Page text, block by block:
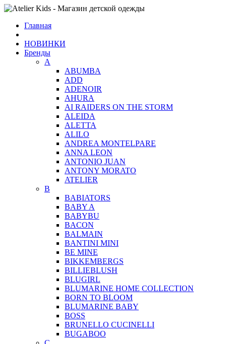
Главная
НОВИНКИ
Бренды
A
ABUMBA
ADD
ADENOIR
AHURA
AI RAIDERS ON THE STORM
ALEIDA
ALETTA
ALILO
ANDREA MONTELPARE
ANNA LEON
ANTONIO JUAN
ANTONY MORATO
ATELIER
B
BABIATORS
BABY A
BABYBU
BACON
BALMAIN
BANTINI MINI
BE MINE
BIKKEMBERGS
BILLIEBLUSH
BLUGIRL
BLUMARINE HOME COLLECTION
BORN TO BLOOM
BLUMARINE BABY
BOSS
BRUNELLO CUCINELLI
BUGABOO